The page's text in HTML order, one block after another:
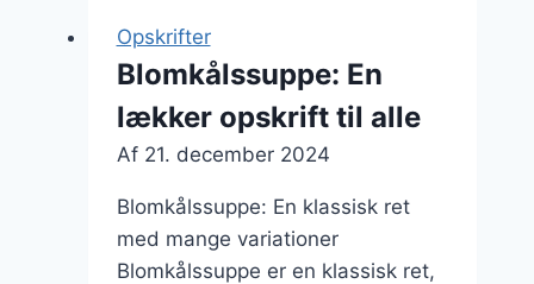
Opskrifter
Blomkålssuppe: En
lækker opskrift til alle
Af 21. december 2024
Blomkålssuppe: En klassisk ret
med mange variationer
Blomkålssuppe er en klassisk ret,